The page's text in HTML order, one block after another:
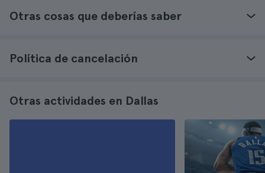
Otras cosas que deberías saber
Política de cancelación
Otras actividades en Dallas